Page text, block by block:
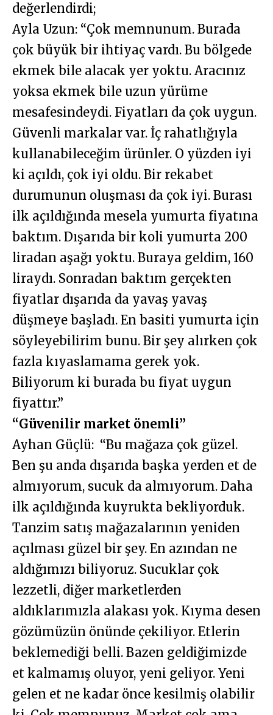
değerlendirdi;
Ayla Uzun: “Çok memnunum. Burada
çok büyük bir ihtiyaç vardı. Bu bölgede
ekmek bile alacak yer yoktu. Aracınız
yoksa ekmek bile uzun yürüme
mesafesindeydi. Fiyatları da çok uygun.
Güvenli markalar var. İç rahatlığıyla
kullanabileceğim ürünler. O yüzden iyi
ki açıldı, çok iyi oldu. Bir rekabet
durumunun oluşması da çok iyi. Burası
ilk açıldığında mesela yumurta fiyatına
baktım. Dışarıda bir koli yumurta 200
liradan aşağı yoktu. Buraya geldim, 160
liraydı. Sonradan baktım gerçekten
fiyatlar dışarıda da yavaş yavaş
düşmeye başladı. En basiti yumurta için
söyleyebilirim bunu. Bir şey alırken çok
fazla kıyaslamama gerek yok.
Biliyorum ki burada bu fiyat uygun
fiyattır.”
“Güvenilir market önemli”
Ayhan Güçlü: “Bu mağaza çok güzel.
Ben şu anda dışarıda başka yerden et de
almıyorum, sucuk da almıyorum. Daha
ilk açıldığında kuyrukta bekliyorduk.
Tanzim satış mağazalarının yeniden
açılması güzel bir şey. En azından ne
aldığımızı biliyoruz. Sucuklar çok
lezzetli, diğer marketlerden
aldıklarımızla alakası yok. Kıyma desen
gözümüzün önünde çekiliyor. Etlerin
beklemediği belli. Bazen geldiğimizde
et kalmamış oluyor, yeni geliyor. Yeni
gelen et ne kadar önce kesilmiş olabilir